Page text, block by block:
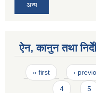
अन्य
ऐन, कानुन तथा
Pages
« first ‹
4 5